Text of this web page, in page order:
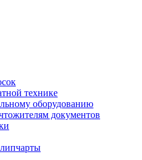
технике
оборудованию
документов